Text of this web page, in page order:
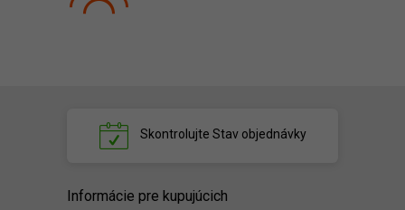
Skontrolujte Stav objednávky
Informácie pre kupujúcich